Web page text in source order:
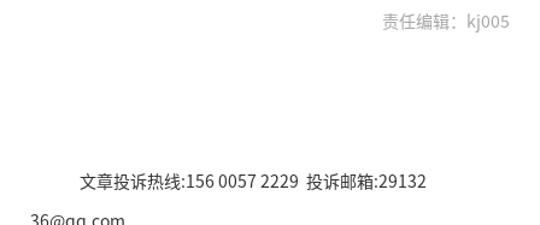
责任编辑：kj005
文章投诉热线:156 0057 2229 投诉邮箱:29132
36@qq.com